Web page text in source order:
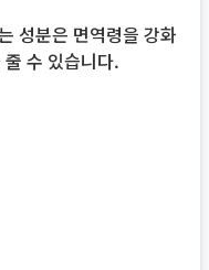
성분은 면역령을 강화
수 있습니다.